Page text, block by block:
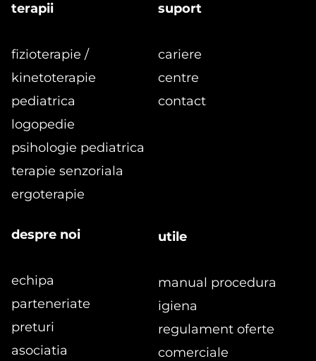
terapii
fizioterapie /
kinetoterapie
pediatrica
logopedie
psihologie pediatrica
terapie senzoriala
ergoterapie
despre noi
echipa
parteneriate
preturi
asociatia
suport
cariere
centre
contact
utile
manual procedura
igiena
regulament oferte
comerciale